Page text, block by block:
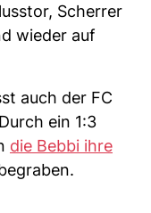
Scherrer
wieder auf
auch der FC
ein 1:3
die Bebbi ihre